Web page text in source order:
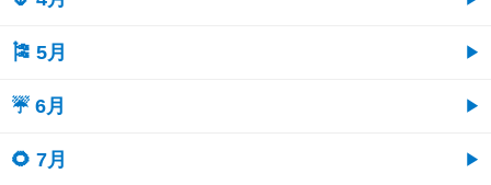
🎏 5月
☔ 6月
🌻 7月